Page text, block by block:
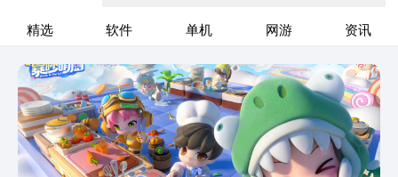
精选 软件 单机 网游 资讯